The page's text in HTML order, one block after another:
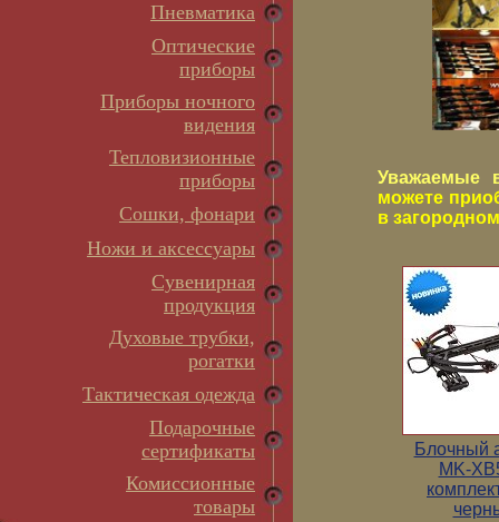
Пневматика
Оптические
приборы
Приборы ночного
видения
Тепловизионные
приборы
Сошки, фонари
Ножи и аксессуары
Сувенирная
продукция
Духовые трубки,
рогатки
Тактическая одежда
Подарочные
сертификаты
Комиссионные
товары
Уважаемые
можете
в
Блочный
MK-